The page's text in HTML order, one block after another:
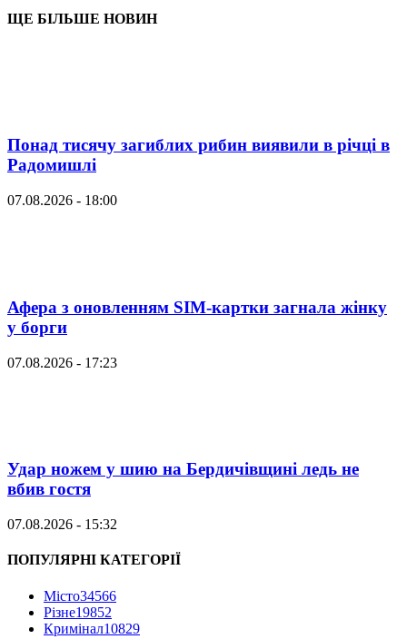
ЩЕ БІЛЬШЕ НОВИН
Понад тисячу загиблих рибин виявили в річці в
Радомишлі
07.08.2026 - 18:00
Афера з оновленням SIM-картки загнала жінку
у борги
07.08.2026 - 17:23
Удар ножем у шию на Бердичівщині ледь не
вбив гостя
07.08.2026 - 15:32
ПОПУЛЯРНІ КАТЕГОРІЇ
Місто34566
Різне19852
Кримінал10829